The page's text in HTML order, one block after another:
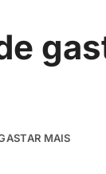
MAIS